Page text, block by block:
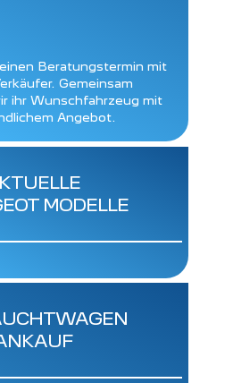
Beratungstermin mit
Gemeinsam
ihr Wunschfahrzeug mit
Angebot.
MODELLE